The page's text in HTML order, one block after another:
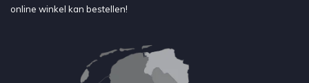
online winkel kan bestellen!